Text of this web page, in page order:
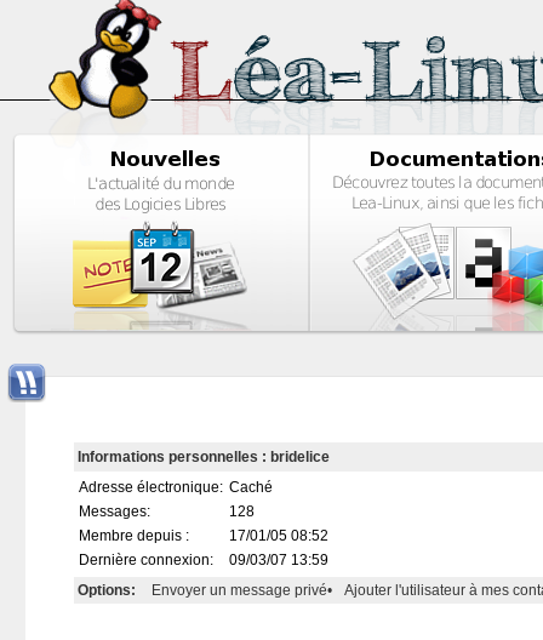
Informations personnelles : bridelice
Adresse électronique: Caché
Messages:
128
Membre depuis :
17/01/05 08:52
Dernière connexion:
09/03/07 13:59
Options:
Envoyer un message privé• Ajouter l'utilisateur à mes